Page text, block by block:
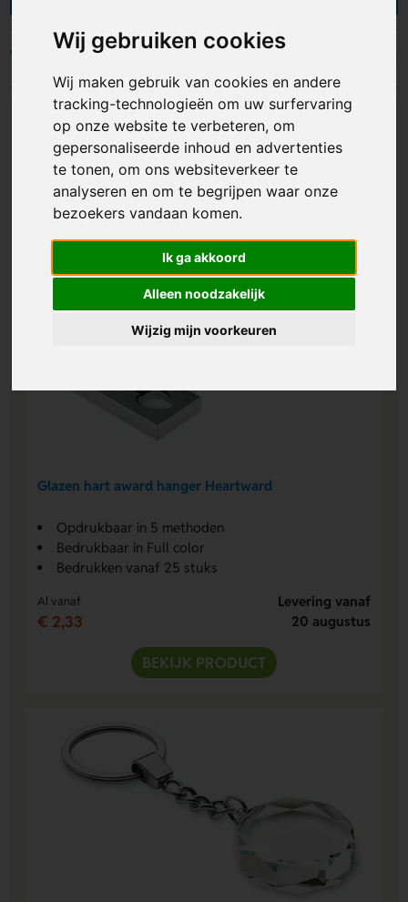
Wij gebruiken cookies
Wij maken gebruik van cookies en andere
tracking-technologieën om uw surfervaring
op onze website te verbeteren, om
gepersonaliseerde inhoud en advertenties
te tonen, om ons websiteverkeer te
analyseren en om te begrijpen waar onze
bezoekers vandaan komen.
Ik ga akkoord
Alleen noodzakelijk
Wijzig mijn voorkeuren
tekst of eigen ontwerp door middel van een
bedrukking of gravering. Ook individuele
personalisatie per stuk is mogelijk, bijvoorbeeld
met persoonlijke namen van deelnemers of
winnaars. Zo geef je iedere winnaar een
persoonlijk aandenken en zorg je ervoor dat
jouw trofee in de prijzen valt. Bekijk ons
assortiment en bestel snel jouw
gepersonaliseerde trofee!
Glazen hart award hanger Heartward
Opdrukbaar in 5 methoden
Bedrukbaar in Full color
Bedrukken vanaf 25 stuks
Al vanaf
€ 2,33
Levering vanaf
20 augustus
BEKIJK PRODUCT